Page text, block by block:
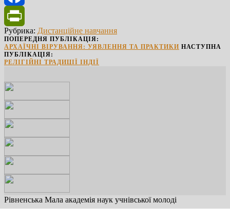
Facebook
PrintFriendly
Рубрика: Дистанційне навчання
ПОПЕРЕДНЯ ПУБЛІКАЦІЯ:
АРХАЇЧНІ ВІРУВАННЯ: УЯВЛЕННЯ ТА ПРАКТИКИ НАСТУПНА
ПУБЛІКАЦІЯ:
РЕЛІГІЙНІ ТРАДИЦІЇ ІНДІЇ
Рівненська Мала академія наук учнівської молоді